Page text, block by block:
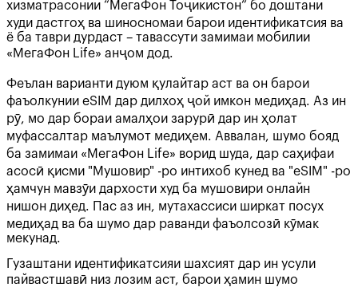
хизматрасонии “МегаФон Тоҷикистон” бо доштани
худи дастгоҳ ва шиносномаи барои идентификатсия ва
ё ба таври дурдаст – тавассути замимаи мобилии
«МегаФон Life» анҷом дод.
Феълан варианти дуюм қулайтар аст ва он барои
фаъолкунии eSIM дар дилхоҳ ҷой имкон медиҳад. Аз ин
рӯ, мо дар бораи амалҳои зарурӣ дар ин ҳолат
муфассалтар маълумот медиҳем. Аввалан, шумо бояд
ба замимаи «МегаФон Life» ворид шуда, дар саҳифаи
асосӣ қисми "Мушовир" -ро интихоб кунед ва "eSIM" -ро
ҳамчун мавзӯи дархости худ ба мушовири онлайн
нишон диҳед. Пас аз ин, мутахассиси ширкат посух
медиҳад ва ба шумо дар раванди фаъолсозӣ кӯмак
мекунад.
Гузаштани идентификатсияи шахсият дар ин усули
пайвастшавӣ низ лозим аст, барои ҳамин шумо